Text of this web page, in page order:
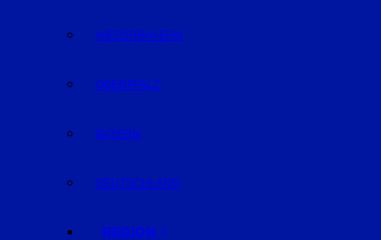
NIEDERBAYERN
OBERPFALZ
BAYERN
DEUTSCHLAND
REGION